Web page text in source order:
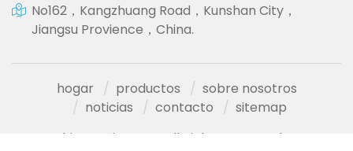
No162，Kangzhuang Road，Kunshan City，
Jiangsu Provience，China.
hogar productos
sobre nosotros
noticias
contacto
sitemap
hjtsourcing.com All Rights Reserved